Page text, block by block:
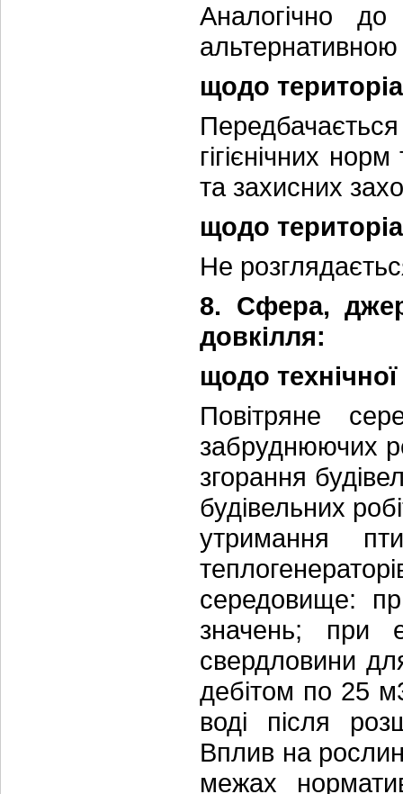
Аналогічно до
щодо
гігієнічних
та захисних
щодо
Не
8. Сфера,
довкілля:
щодо
Повітряне
забруднюючих
згорання
будівельних
утримання
середовище:
значень; при
свердловини
дебітом по 25
воді після
Вплив на
межах